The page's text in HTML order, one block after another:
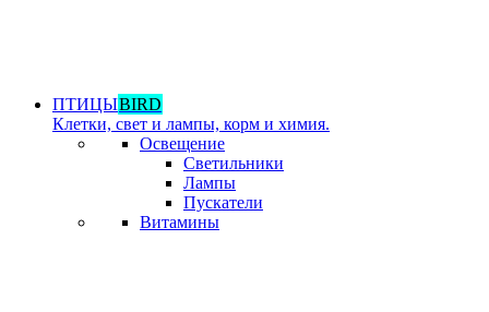
ПТИЦЫBIRD
Клетки, свет и лампы, корм и химия.
Освещение
Светильники
Лампы
Пускатели
Витамины